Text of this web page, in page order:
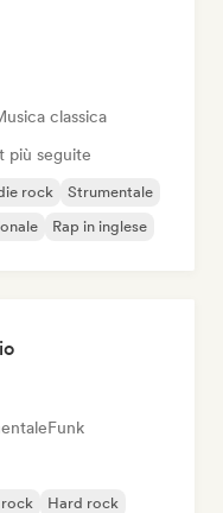
classica
più seguite
rock
Strumentale
Rap in inglese
Funk
Hard rock